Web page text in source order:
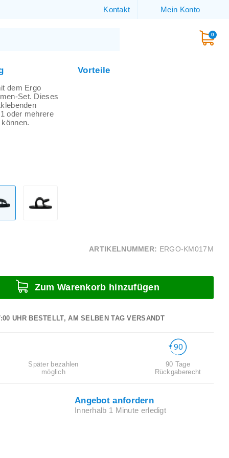
Kontakt Mein Konto
0
dem Ergo
Set. Dieses
oder mehrere
Vorteile
ARTIKELNUMMER: ERGO-KM017M
Zum Warenkorb hinzufügen
UHR BESTELLT, AM SELBEN TAG VERSANDT
Später bezahlen
möglich
90 Tage
Rückgaberecht
Angebot anfordern
Innerhalb 1 Minute erledigt